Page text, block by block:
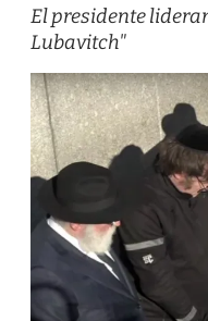
El presidente
Lubavitch"